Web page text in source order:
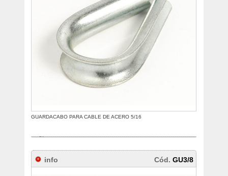
GUARDACABO PARA CABLE DE ACERO 5/16
info Cód.GU3/8